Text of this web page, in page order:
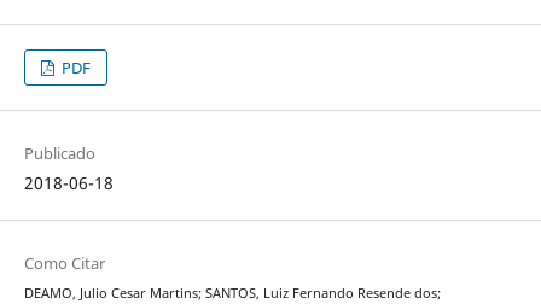
PDF
Publicado
2018-06-18
Como Citar
DEAMO, Julio Cesar Martins; SANTOS, Luiz Fernando Resende dos;